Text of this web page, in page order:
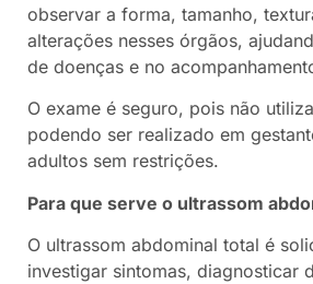
observar a forma, tamanho,
alterações nesses órgãos,
de doenças e no
O exame é seguro, pois não
podendo ser realizado em
adultos sem restrições.
Para que serve o ultrassom
O ultrassom abdominal total é
investigar sintomas, diagnosticar